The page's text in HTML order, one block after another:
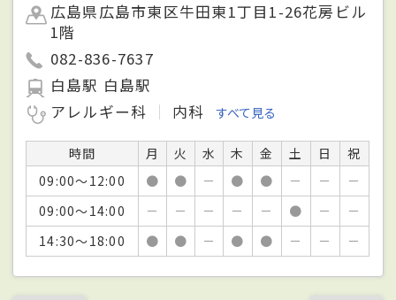
広島県広島市東区牛田東1丁目1-26花房ビル
1階
082-836-7637
白島駅 白島駅
アレルギー科
内科 すべて見る
時間 月 火 水 木 金 土 日
祝
09:00～12:00
● ● － ● ● － －
－
09:00～14:00
－ － － － － ● －
－
14:30～18:00
● ● － ● ● － － －